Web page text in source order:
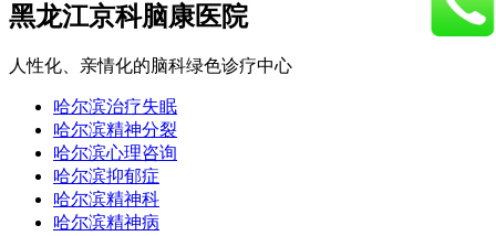
黑龙江京科脑康医院
人性化、亲情化的脑科绿色诊疗中心
哈尔滨治疗失眠
哈尔滨精神分裂
哈尔滨心理咨询
哈尔滨抑郁症
哈尔滨精神科
哈尔滨精神病